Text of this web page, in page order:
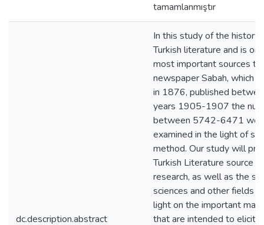
tamamlanmıştır
dc.description.abstract
In this study of the history
Turkish literature and is
most important sources
newspaper Sabah, which
in 1876, published
years 1905-1907 the
between 5742-6471
examined in the light of
method. Our study will
Turkish Literature source
research, as well as the
sciences and other fields
light on the important
that are intended to elicit.